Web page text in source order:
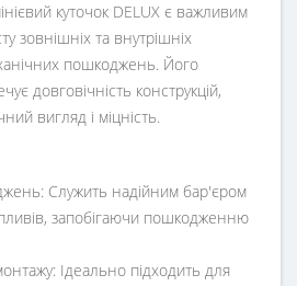
куточок DELUX є важливим
зовнішніх та внутрішніх
пошкоджень. Його
довговічність конструкцій,
вигляд і міцність.
Служить надійним бар'єром
запобігаючи пошкодженню
Ідеально підходить для